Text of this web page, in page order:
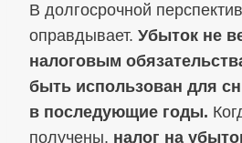
В долгосрочной
оправдывает. Убыток не
налоговым
быть использован для
в последующие годы.
получены, налог на